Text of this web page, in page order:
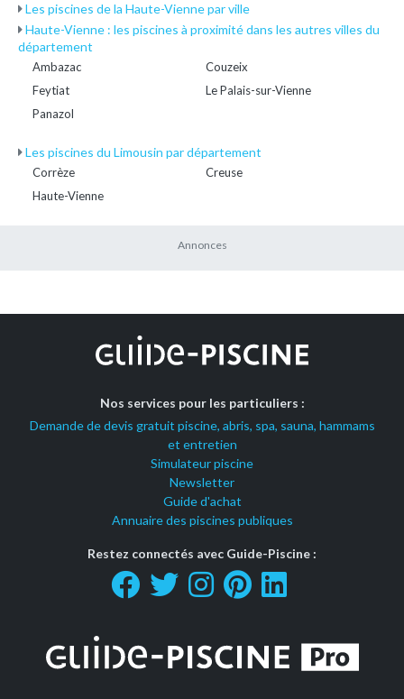
Les piscines de la Haute-Vienne par ville
Haute-Vienne : les piscines à proximité dans les autres villes du
département
Ambazac
Couzeix
Feytiat
Le Palais-sur-Vienne
Panazol
Les piscines du Limousin par département
Corrèze
Creuse
Haute-Vienne
Nos services pour les particuliers :
Demande de devis gratuit piscine, abris, spa, sauna, hammams
et entretien
Simulateur piscine
Newsletter
Guide d'achat
Annuaire des piscines publiques
Restez connectés avec Guide-Piscine :